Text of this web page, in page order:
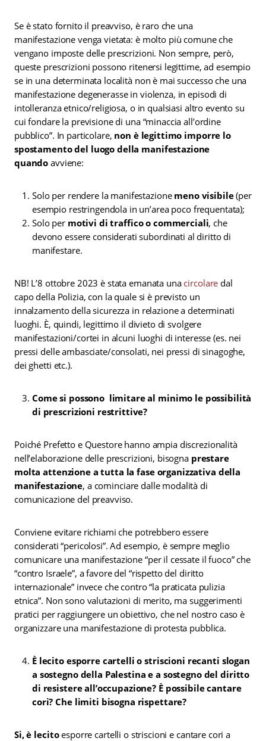
Se è stato fornito il preavviso, è raro che una
manifestazione venga vietata: è molto più comune che
vengano imposte delle prescrizioni. Non sempre, però,
queste prescrizioni possono ritenersi legittime, ad esempio
se in una determinata località non è mai successo che una
manifestazione degenerasse in violenza, in episodi di
intolleranza etnico/religiosa, o in qualsiasi altro evento su
cui fondare la previsione di una “minaccia all’ordine
pubblico”. In particolare, non è legittimo imporre lo
spostamento del luogo della manifestazione
quando avviene:
Solo per rendere la manifestazione meno visibile(per
esempio restringendola in un’area poco frequentata);
Solo per motivi di traffico o commerciali, che
devono essere considerati subordinati al diritto di
manifestare.
NB! L’8 ottobre 2023 è stata emanata una circolare dal
capo della Polizia, con la quale si è previsto un
innalzamento della sicurezza in relazione a determinati
luoghi. È, quindi, legittimo il divieto di svolgere
manifestazioni/cortei in alcuni luoghi di interesse (es. nei
pressi delle ambasciate/consolati, nei pressi di sinagoghe,
dei ghetti etc.).
Come si possono limitare al minimo le possibilità
di prescrizioni restrittive?
Poiché Prefetto e Questore hanno ampia discrezionalità
nell’elaborazione delle prescrizioni, bisogna prestare
molta attenzione a tutta la fase organizzativa della
manifestazione, a cominciare dalle modalità di
comunicazione del preavviso.
Conviene evitare richiami che potrebbero essere
considerati “pericolosi”. Ad esempio, è sempre meglio
comunicare una manifestazione “per il cessate il fuoco” che
“contro Israele”, a favore del “rispetto del diritto
internazionale” invece che contro “la praticata pulizia
etnica”. Non sono valutazioni di merito, ma suggerimenti
pratici per raggiungere un obiettivo, che nel nostro caso è
organizzare una manifestazione di protesta pubblica.
È lecito esporre cartelli o striscioni recanti slogan
a sostegno della Palestina e a sostegno del diritto
di resistere all’occupazione? È possibile cantare
cori? Che limiti bisogna rispettare?
Si, è lecitoesporre cartelli o striscioni e cantare cori a